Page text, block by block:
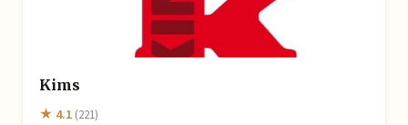
Kims
★ 4.1 (221)